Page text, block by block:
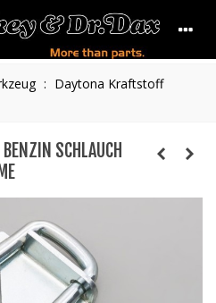
: Daytona Kraftstoff
SCHLAUCH